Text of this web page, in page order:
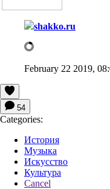
shakko.ru
February 22 2019,
54
Categories:
История
Музыка
Искусство
Культура
Cancel